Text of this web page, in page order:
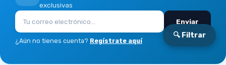
🔍 Filtrar
exclusivas
Enviar
¿Aún no tienes cuenta? Regístrate aquí